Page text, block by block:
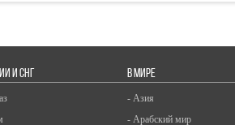
И СНГ В МИРЕ
- Азия
- Арабский мир